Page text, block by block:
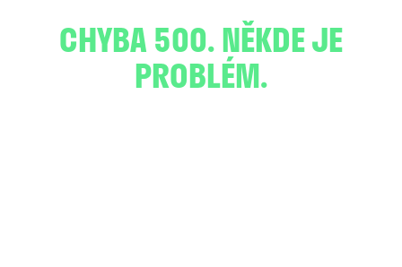
CHYBA 500. NĚKDE JE
PROBLÉM.